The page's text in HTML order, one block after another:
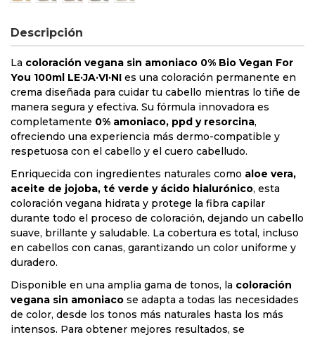
Descripción
La coloración vegana sin amoniaco 0% Bio Vegan For
You 100ml LE·JA·VI·NI es una coloración permanente en
crema diseñada para cuidar tu cabello mientras lo tiñe de
manera segura y efectiva. Su fórmula innovadora es
completamente 0% amoniaco, ppd y resorcina,
ofreciendo una experiencia más dermo-compatible y
respetuosa con el cabello y el cuero cabelludo.
Enriquecida con ingredientes naturales como aloe vera,
aceite de jojoba, té verde y ácido hialurónico, esta
coloración vegana hidrata y protege la fibra capilar
durante todo el proceso de coloración, dejando un cabello
suave, brillante y saludable. La cobertura es total, incluso
en cabellos con canas, garantizando un color uniforme y
duradero.
Disponible en una amplia gama de tonos, la coloración
vegana sin amoniaco se adapta a todas las necesidades
de color, desde los tonos más naturales hasta los más
intensos. Para obtener mejores resultados, se